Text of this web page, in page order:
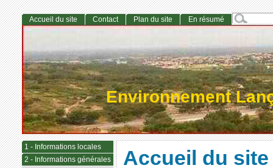
Environnement
Accueil du site
Accueil du site Contact Plan du site En résumé
1 - Informations locales
2 - Informations générales